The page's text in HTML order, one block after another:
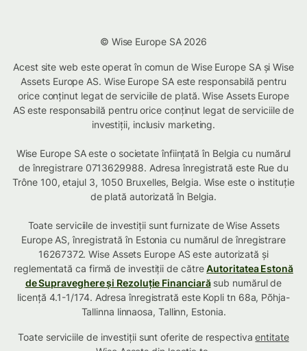
© Wise Europe SA 2026
Acest site web este operat în comun de Wise Europe SA și Wise
Assets Europe AS. Wise Europe SA este responsabilă pentru
orice conținut legat de serviciile de plată. Wise Assets Europe
AS este responsabilă pentru orice conținut legat de serviciile de
investiții, inclusiv marketing.
Wise Europe SA este o societate înființată în Belgia cu numărul
de înregistrare 0713629988. Adresa înregistrată este Rue du
Trône 100, etajul 3, 1050 Bruxelles, Belgia. Wise este o instituție
de plată autorizată în Belgia.
Toate serviciile de investiții sunt furnizate de Wise Assets
Europe AS, înregistrată în Estonia cu numărul de înregistrare
16267372. Wise Assets Europe AS este autorizată și
reglementată ca firmă de investiții de cătreAutoritatea Estonă
de Supraveghere și Rezoluție Financiarăsub numărul de
licență 4.1-1/174. Adresa înregistrată este Kopli tn 68a, Põhja-
Tallinna linnaosa, Tallinn, Estonia.
Toate serviciile de investiții sunt oferite de respectivaentitate